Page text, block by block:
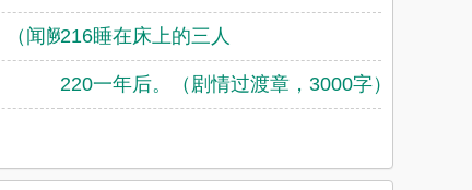
闻阙身世章，
216睡在床上的三人
220一年后。（剧情过渡章，3000字）